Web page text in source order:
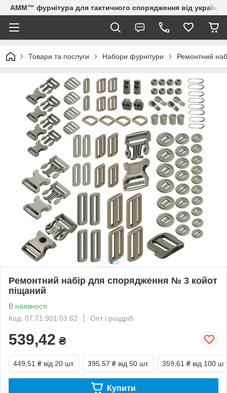
AMM™ фурнітура для тактичного спорядження від
Товари та послуги Набори фурнітури Ремонтний
Ремонтний набір для спорядження № 3 койот
піщаний
В наявності
Код: 07.71.901.03.62
Опт і роздріб
539,42 ₴
449,51 ₴ від 20 шт. 395,57 ₴ від 50 шт. 359,61 ₴ від 100 шт.
Купити